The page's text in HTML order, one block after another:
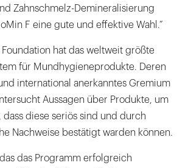
Zahnschmelz-Demineralisierung
F eine gute und effektive Wahl.”
Foundation hat das weltweit größte
für Mundhygieneprodukte. Deren
international anerkanntes Gremium
Aussagen über Produkte, um
dass diese seriös sind und durch
Nachweise bestätigt warden können.
das Programm erfolgreich